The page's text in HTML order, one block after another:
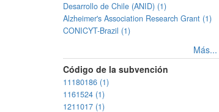
Desarrollo de Chile (ANID) (1)
Alzheimer's Association Research Grant (1)
CONICYT-Brazil (1)
Más...
Código de la subvención
11180186 (1)
1161524 (1)
1211017 (1)